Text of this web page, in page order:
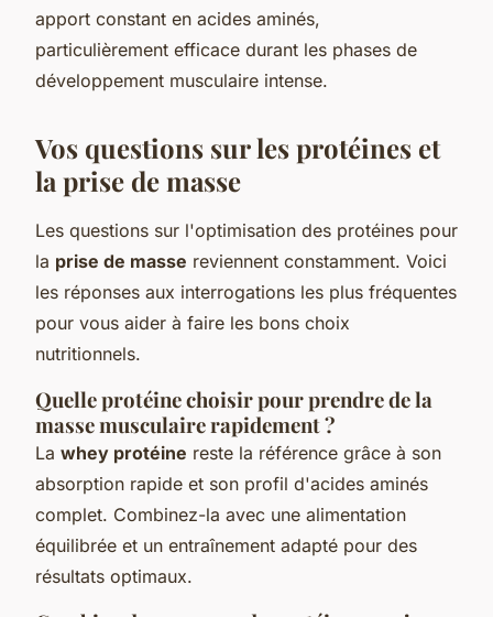
apport constant en acides aminés,
particulièrement efficace durant les phases de
développement musculaire intense.
Vos questions sur les protéines et
la prise de masse
Les questions sur l'optimisation des protéines pour
la prise de masse reviennent constamment. Voici
les réponses aux interrogations les plus fréquentes
pour vous aider à faire les bons choix
nutritionnels.
Quelle protéine choisir pour prendre de la
masse musculaire rapidement ?
La whey protéine reste la référence grâce à son
absorption rapide et son profil d'acides aminés
complet. Combinez-la avec une alimentation
équilibrée et un entraînement adapté pour des
résultats optimaux.